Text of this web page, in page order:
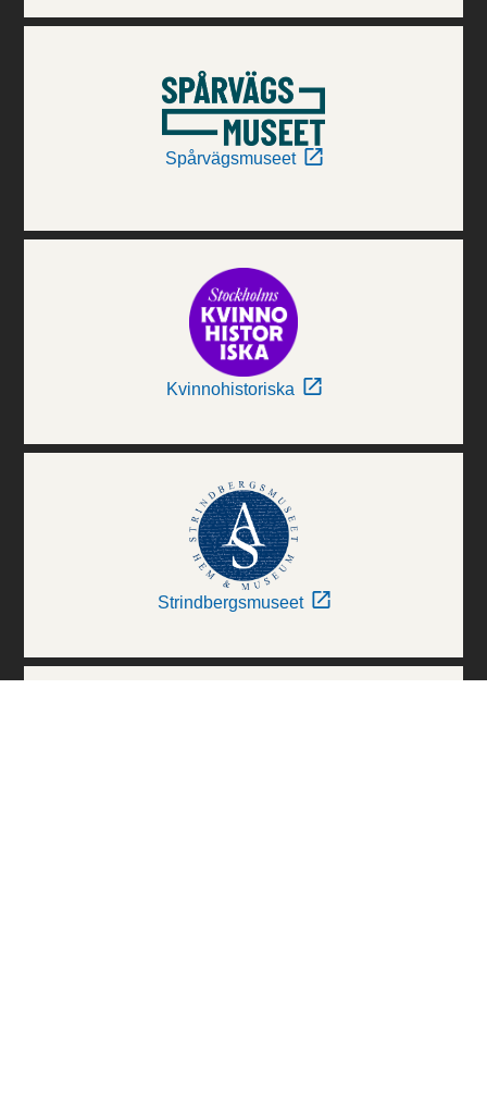
Spårvägsmuseet
Kvinnohistoriska
Strindbergsmuseet